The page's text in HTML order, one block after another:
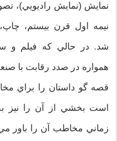
نمايش (نمايش راديويي)،
نيمه اول قرن بيستم،
شد. در حالي که فيلم و
همواره در صدد رقابت با
قصه گو داستان را براي
است بخشي از آن را نيز
زماني مخاطب آن را باور